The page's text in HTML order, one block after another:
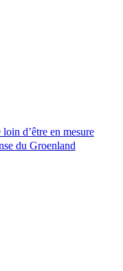
d’être en mesure
du Groenland